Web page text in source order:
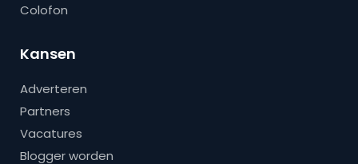
Colofon
Kansen
Adverteren
Partners
Vacatures
Blogger worden